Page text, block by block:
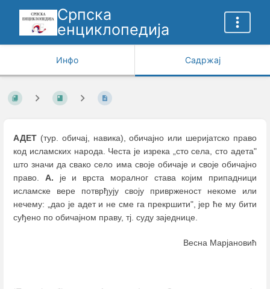
Српска
енциклопедија
Инфо Садржај
АДЕТ (тур. обичај, навика), обичајно или шеријатско право
код исламских народа. Честа је изрека „сто села, сто адета"
што значи да свако село има своје обичаје и своје обичајно
право. А. је и врста моралног става којим припадници
исламске вере потврђују своју приврженост некоме или
нечему: „дао је адет и не сме га прекршити", јер ће му бити
суђено по обичајном праву, тј. суду заједнице.
Весна Марјановић